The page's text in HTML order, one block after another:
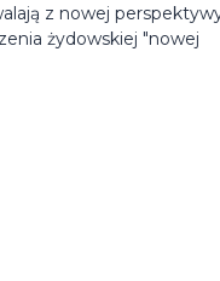
z nowej
żydowskiej "nowej